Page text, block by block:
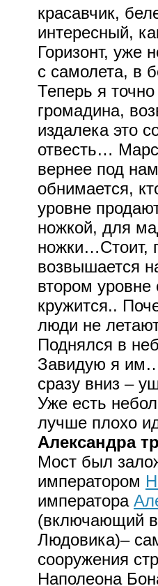
красавчик,
интересный,
Горизонт, уже
с самолета, в
Теперь я
громадина,
издалека это
отвесть…
вернее под
обнимается,
уровне
ножкой, для
ножки…Стоит,
возвышается
втором уровне
кружится..
люди не
Поднялся в
Завидую я им…
сразу вниз –
Уже есть
лучше плохо
Александра
Мост был
императором
императора
(включающий
Людовика)–
сооружения
Наполеона